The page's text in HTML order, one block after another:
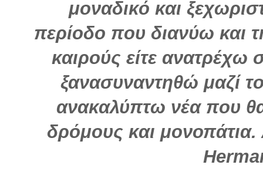
μοναδικό και
περίοδο που διανύω και
καιρούς είτε ανατρέχω
ξανασυναντηθώ μαζί
ανακαλύπτω νέα που
δρόμους και